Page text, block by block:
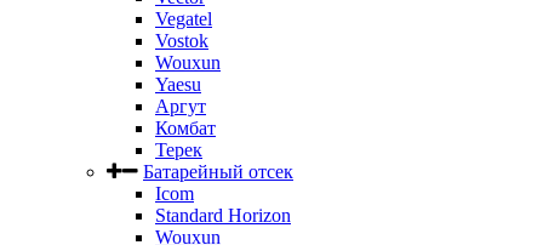
Vegatel
Vostok
Wouxun
Yaesu
Аргут
Комбат
Терек
Батарейный отсек
Icom
Standard Horizon
Wouxun